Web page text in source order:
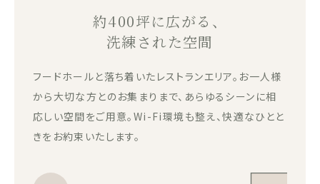
約400坪に広がる、
洗練された空間
フードホールと落ち着いたレストランエリア。お一人様
から大切な方とのお集まりまで、あらゆるシーンに相
応しい空間をご用意。Wi-Fi環境も整え、快適なひとと
きをお約束いたします。